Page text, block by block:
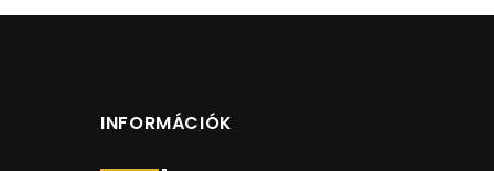
INFORMÁCIÓK